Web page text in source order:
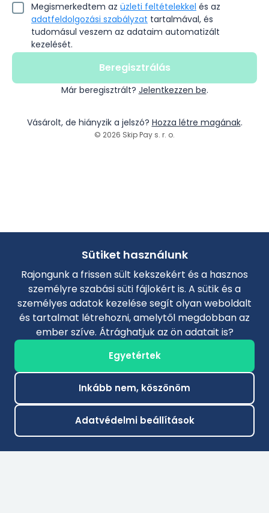
Megismerkedtem az üzleti feltételekkel és az
adatfeldolgozási szabályzat tartalmával, és
tudomásul veszem az adataim automatizált
kezelését.
Beregisztrálás
Már beregisztrált? Jelentkezzen be.
Vásárolt, de hiányzik a jelszó? Hozza létre magának.
© 2026 Skip Pay s. r. o.
Sütiket használunk
Rajongunk a frissen sült kekszekért és a hasznos
személyre szabási süti fájlokért is. A sütik és a
személyes adatok kezelése segít olyan weboldalt
és tartalmat létrehozni, amelytől megdobban az
ember szíve. Átrághatjuk az ön adatait is?
Egyetértek
Inkább nem, köszönöm
Adatvédelmi beállítások